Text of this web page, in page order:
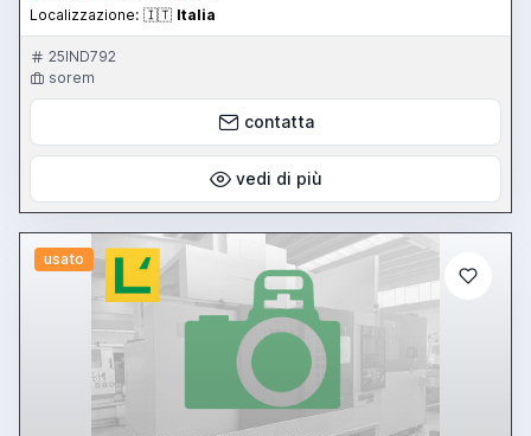
Localizzazione: 🇮🇹 Italia
25IND792
sorem
contatta
vedi di più
usato